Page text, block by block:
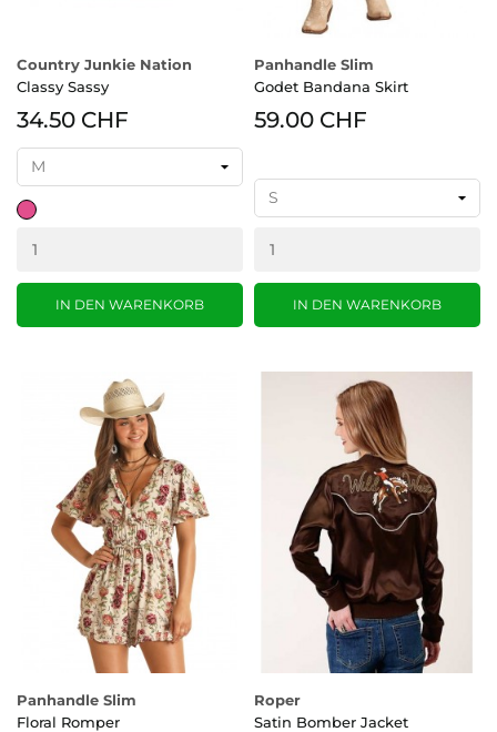
Country Junkie Nation
Classy Sassy
34.50 CHF
pink
IN DEN WARENKORB
Panhandle Slim
Godet Bandana Skirt
59.00 CHF
IN DEN WARENKORB
Panhandle Slim
Floral Romper
Roper
Satin Bomber Jacket